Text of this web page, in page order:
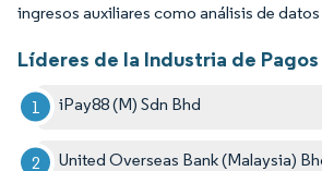
ingresos auxiliares como análisis de
Líderes de la Industria de
iPay88 (M) Sdn Bhd
United Overseas Bank (Malaysia)